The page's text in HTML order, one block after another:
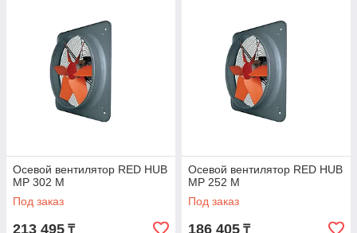
Осевой вентилятор RED HUB
MP 302 M
Под заказ
213 495 ₸
Осевой вентилятор RED HUB
MP 252 M
Под заказ
186 405 ₸